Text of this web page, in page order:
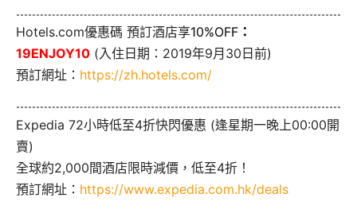
Hotels.com優惠碼 預訂酒店享10%OFF ：
19ENJOY10 (入住日期：2019年9月30日前)
預訂網址： https://zh.hotels.com/
Expedia 72小時低至4折快閃優惠 (逢星期一晚上00:00開
賣)
全球約2,000間酒店限時減價，低至4折！
預訂網址： https://www.expedia.com.hk/deals